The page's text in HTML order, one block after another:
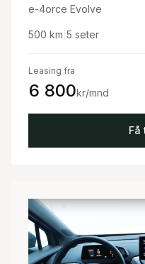
e-4orce Evolve
500 km 5 seter
Leasing fra
6 800kr/mnd
Få